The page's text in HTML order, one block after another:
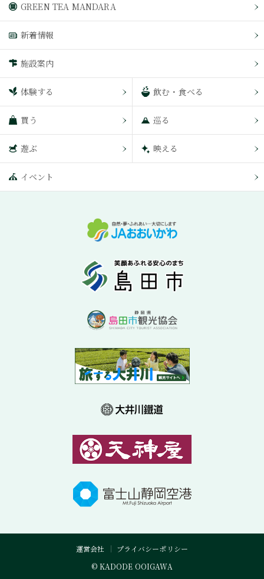
GREEN TEA MANDARA
新着情報
施設案内
体験する 飲む・食べる
買う 巡る
遊ぶ 映える
イベント
運営会社
プライバシーポリシー
© KADODE OOIGAWA